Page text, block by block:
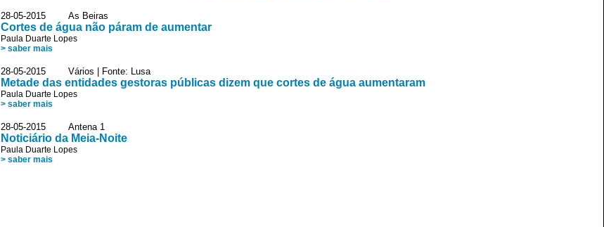
28-05-2015 As Beiras
Cortes de água não páram de aumentar
Paula Duarte Lopes
> saber mais
28-05-2015 Vários | Fonte: Lusa
Metade das entidades gestoras públicas dizem que cortes de água aumentaram
Paula Duarte Lopes
> saber mais
28-05-2015 Antena 1
Noticiário da Meia-Noite
Paula Duarte Lopes
> saber mais